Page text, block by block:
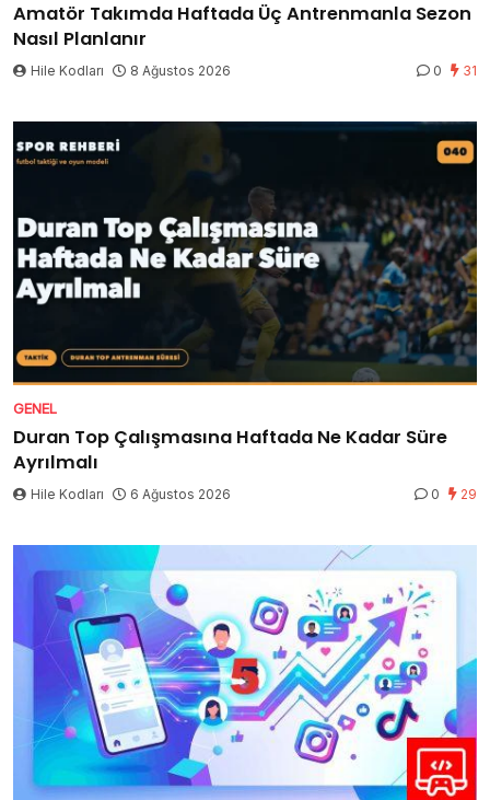
Amatör Takımda Haftada Üç Antrenmanla Sezon
Nasıl Planlanır
Hile Kodları 8 Ağustos 2026 0 31
GENEL
Duran Top Çalışmasına Haftada Ne Kadar Süre
Ayrılmalı
Hile Kodları 6 Ağustos 2026 0 29